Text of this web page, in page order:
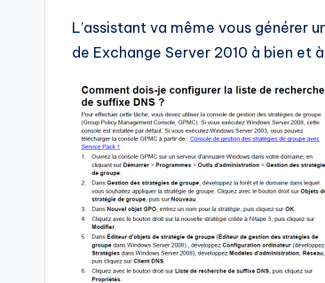
L’assistant va même vous générer
de Exchange Server 2010 à bien et